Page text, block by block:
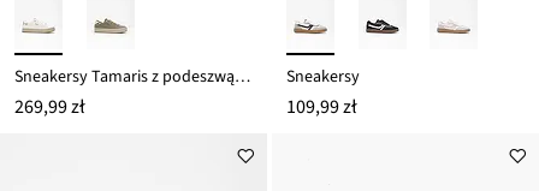
Sneakersy Tamaris z podeszwą w optyce plecionki
269,99 zł
Sneakersy
109,99 zł